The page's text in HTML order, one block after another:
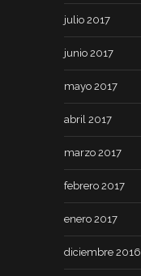
julio 2017
junio 2017
mayo 2017
abril 2017
marzo 2017
febrero 2017
enero 2017
diciembre 2016